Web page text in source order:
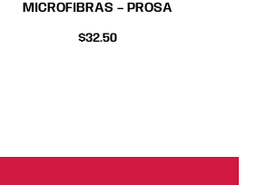
MICROFIBRAS – PROSA
$32.50